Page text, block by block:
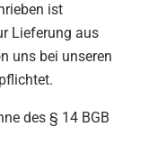
ist
Lieferung aus
uns bei unseren
des § 14 BGB